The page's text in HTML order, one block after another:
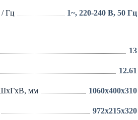
/ Гц 1~, 220-240 В, 50 Гц
13
12.61
ШхГхВ, мм 1060x400x310
972x215x320